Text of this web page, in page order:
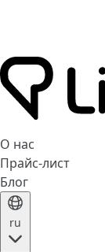
О нас
Прайс-лист
Блог
ru